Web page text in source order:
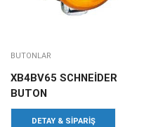
BUTONLAR
XB4BV65 SCHNEİDER
BUTON
DETAY & SIPARIŞ